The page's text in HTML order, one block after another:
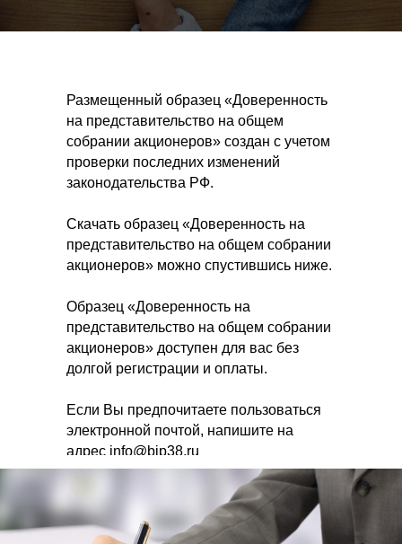
Размещенный образец «Доверенность
на представительство на общем
собрании акционеров» создан с учетом
проверки последних изменений
законодательства РФ.
Скачать образец «Доверенность на
представительство на общем собрании
акционеров» можно спустившись ниже.
Образец «Доверенность на
представительство на общем собрании
акционеров» доступен для вас без
долгой регистрации и оплаты.
Если Вы предпочитаете пользоваться
электронной почтой, напишите на
адрес info@bip38.ru